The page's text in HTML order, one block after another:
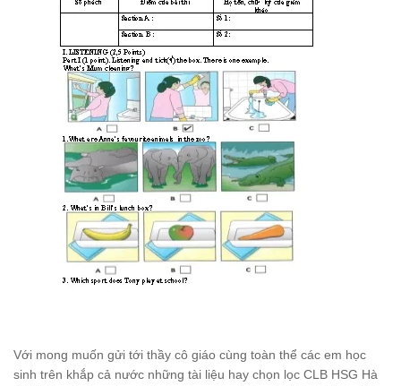
Với mong muốn gửi tới thầy cô giáo cùng toàn thể các em học
sinh trên khắp cả nước những tài liệu hay chọn lọc CLB HSG Hà